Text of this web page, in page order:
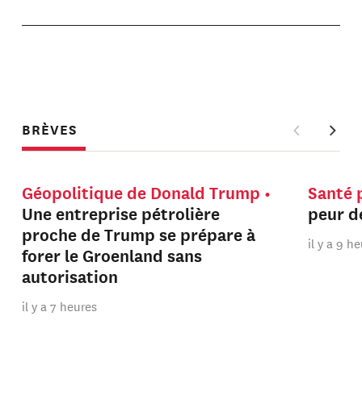
BRÈVES
Géopolitique de Donald Trump
Une entreprise pétrolière
proche de Trump se prépare à
forer le Groenland sans
autorisation
il y a 7 heures
Santé
peur
il y a 9